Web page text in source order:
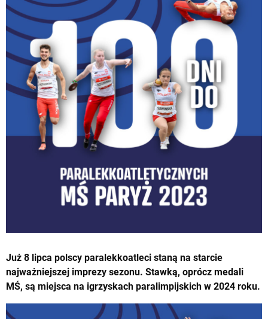
Już 8 lipca polscy paralekkoatleci staną na starcie
najważniejszej imprezy sezonu. Stawką, oprócz medali
MŚ, są miejsca na igrzyskach paralimpijskich w 2024 roku.